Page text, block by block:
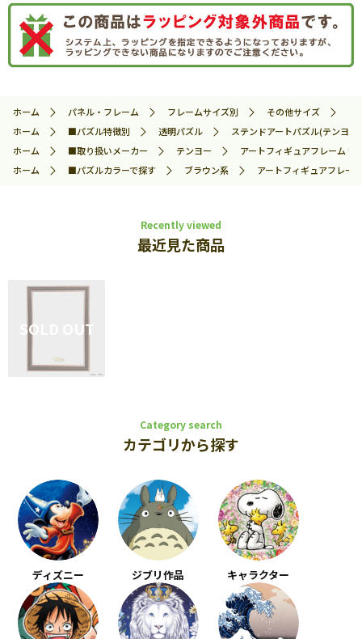
ホーム パネル・フレーム フレームサイズ別 その他サイズ
ホーム
■パズル特徴別 透明パズル
ステンドアートパズル(テンヨー)
ホーム
■取り扱いメーカー テンヨー
アートフィギュアフレーム
ホーム
■パズルカラーで探す ブラウン系 アートフィギュアフレ
Recently viewed
最近見た商品
Category search
カテゴリから探す
ディズニー ジブリ作品 キャラクター